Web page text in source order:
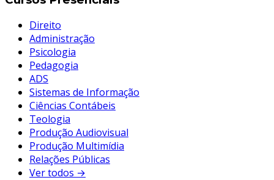
Direito
Administração
Psicologia
Pedagogia
ADS
Sistemas de Informação
Ciências Contábeis
Teologia
Produção Audiovisual
Produção Multimídia
Relações Públicas
Ver todos →